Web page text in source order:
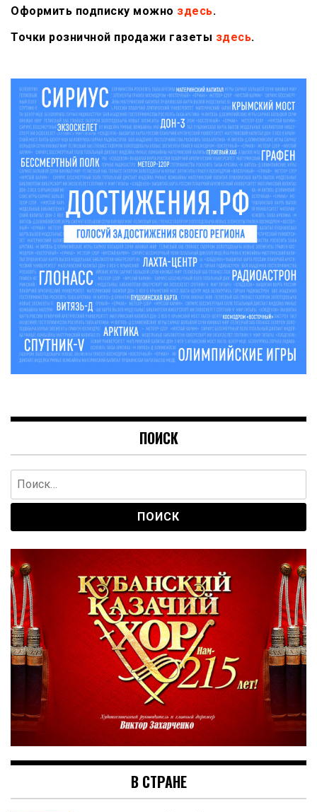
Оформить подписку можно здесь.
Точки розничной продажи газеты здесь.
ПОИСК
Найти:
В СТРАНЕ